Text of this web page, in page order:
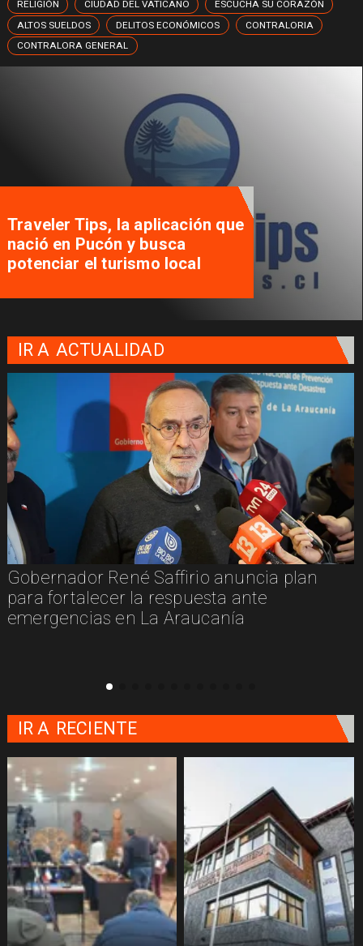
RELIGIÓN CIUDAD DEL VATICANO
ESCUCHA SU CORAZÓN
ALTOS SUELDOS
DELITOS ECONÓMICOS
CONTRALORIA
CONTRALORA GENERAL
Traveler Tips, la aplicación que
nació en Pucón y busca
potenciar el turismo local
IR A ACTUALIDAD
Gobernador René Saffirio anuncia plan
para fortalecer la respuesta ante
emergencias en La Araucanía
IR A RECIENTE